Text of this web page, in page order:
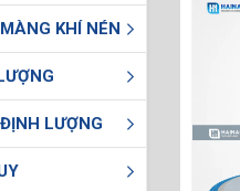
KHÍ NÉN
LƯỢNG